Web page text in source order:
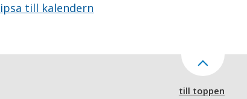
till kalendern
till toppen